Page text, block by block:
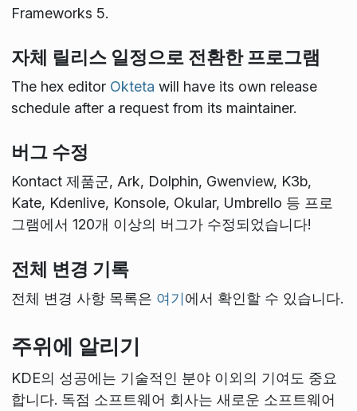
Frameworks 5.
자체 릴리스 일정으로 전환한 프로그램
The hex editor Okteta will have its own release
schedule after a request from its maintainer.
버그 수정
Kontact 제품군, Ark, Dolphin, Gwenview, K3b,
Kate, Kdenlive, Konsole, Okular, Umbrello 등 프로
그램에서 120개 이상의 버그가 수정되었습니다!
전체 변경 기록
전체 변경 사항 목록은 여기에서 확인할 수 있습니다.
주위에 알리기
KDE의 성공에는 기술적인 분야 이외의 기여도 중요
합니다. 독점 소프트웨어 회사는 새로운 소프트웨어